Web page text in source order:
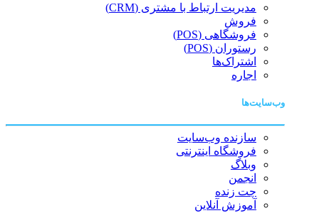
مدیریت ارتباط با مشتری (CRM)
فروش
فروشگاهی (POS)
رستوران (POS)
اشتراک‌ها
اجاره
وب‌سایت‌ها
سازنده وب‌سایت
فروشگاه اینترنتی
وبلاگ
انجمن
چت زنده
آموزش آنلاین